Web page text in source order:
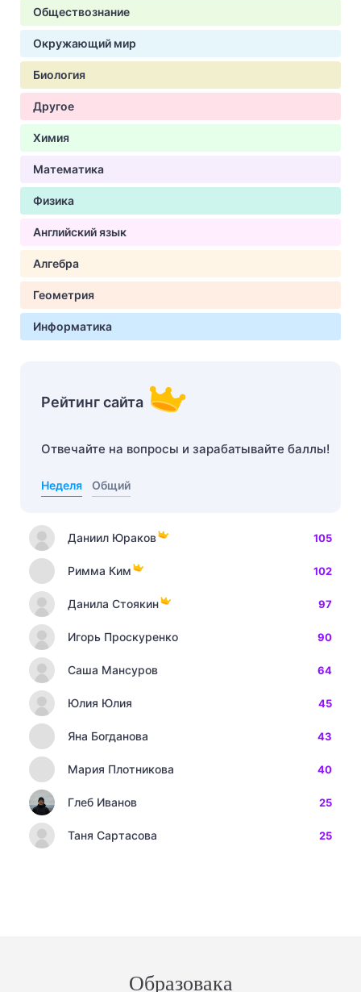
Обществознание
Окружающий мир
Биология
Другое
Химия
Математика
Физика
Английский язык
Алгебра
Геометрия
Информатика
Рейтинг сайта
Отвечайте на вопросы и зарабатывайте баллы!
Неделя Общий
Даниил Юраков 105
Римма Ким 102
Данила Стоякин 97
Игорь Проскуренко 90
Саша Мансуров 64
Юлия Юлия 45
Яна Богданова 43
Мария Плотникова 40
Глеб Иванов 25
Таня Сартасова 25
Образовака